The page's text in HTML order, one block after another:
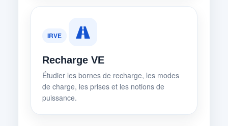
IRVE
Recharge VE
Étudier les bornes de recharge, les modes
de charge, les prises et les notions de
puissance.